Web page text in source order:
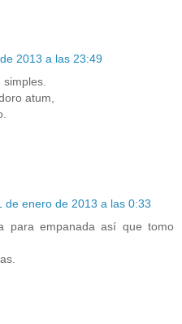
2013 a las 23:49
atum,
de enero de 2013 a las 0:33
para empanada así que tomo